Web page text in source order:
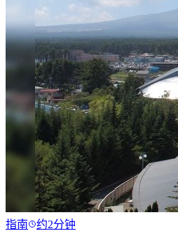
指南 约2分钟